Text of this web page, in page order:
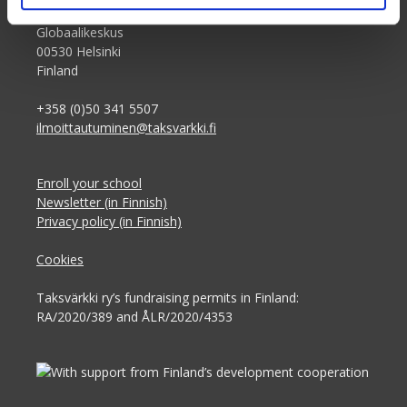
Siltasaarenkatu 4, 7th floor,
Globaalikeskus
00530 Helsinki
Finland
+358 (0)50 341 5507
ilmoittautuminen@taksvarkki.fi
Enroll your school
Newsletter (in Finnish)
Privacy policy (in Finnish)
Cookies
Taksvärkki ry’s fundraising permits in Finland:
RA/2020/389 and ÅLR/2020/4353